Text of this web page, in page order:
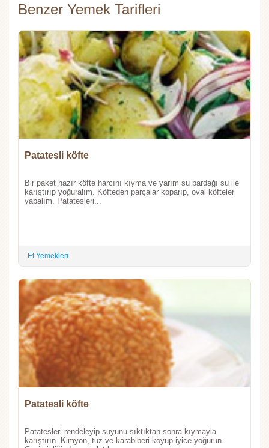
Benzer Yemek Tarifleri
Patatesli köfte
Bir paket hazır köfte harcını kıyma ve yarım su bardağı su ile
karıştırıp yoğuralım. Köfteden parçalar koparıp, oval köfteler
yapalım. Patatesleri...
Et Yemekleri
Patatesli köfte
Patatesleri rendeleyip suyunu sıktıktan sonra kıymayla
karıştırın. Kimyon, tuz ve karabiberi koyup iyice yoğurun.